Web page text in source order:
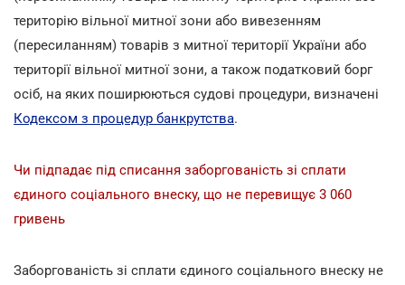
територію вільної митної зони або вивезенням
(пересиланням) товарів з митної території України або
території вільної митної зони, а також податковий борг
осіб, на яких поширюються судові процедури, визначені
Кодексом з процедур банкрутства.
Чи підпадає під списання заборгованість зі сплати
єдиного соціального внеску, що не перевищує 3 060
гривень
Заборгованість зі сплати єдиного соціального внеску не